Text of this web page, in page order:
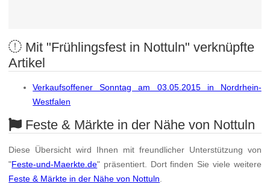
Mit "Frühlingsfest in Nottuln" verknüpfte
Artikel
Verkaufsoffener Sonntag am 03.05.2015 in Nordrhein-
Westfalen
Feste & Märkte in der Nähe von Nottuln
Diese Übersicht wird Ihnen mit freundlicher Unterstützung von
"Feste-und-Maerkte.de" präsentiert. Dort finden Sie viele weitere
Feste & Märkte in der Nähe von Nottuln